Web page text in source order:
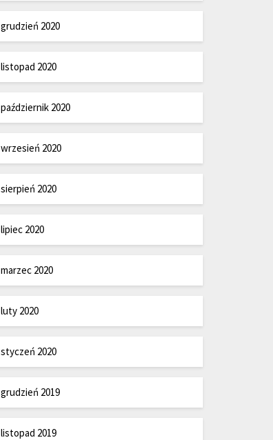
grudzień 2020
listopad 2020
październik 2020
wrzesień 2020
sierpień 2020
lipiec 2020
marzec 2020
luty 2020
styczeń 2020
grudzień 2019
listopad 2019